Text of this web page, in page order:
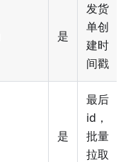
是
发货
单创
建时
间戳
是
最后
id，
批量
拉取